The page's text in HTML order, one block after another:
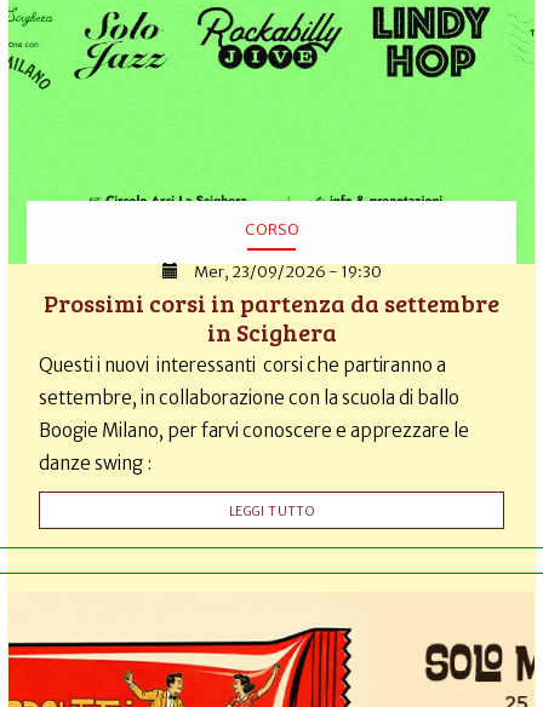
CORSO
Mer, 23/09/2026 - 19:30
Prossimi corsi in partenza da settembre
in Scighera
Questi i nuovi interessanti corsi che partiranno a
settembre, in collaborazione con la scuola di ballo
Boogie Milano, per farvi conoscere e apprezzare le
danze swing :
LEGGI TUTTO